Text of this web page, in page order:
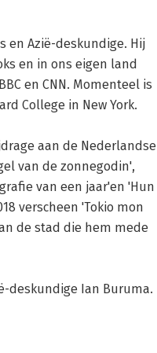
en Azië-deskundige. Hij
en in ons eigen land
en CNN. Momenteel is
College in New York.
aan de Nederlandse
van de zonnegodin',
van een jaar'en 'Hun
verscheen 'Tokio mon
de stad die hem mede
deskundige Ian Buruma.